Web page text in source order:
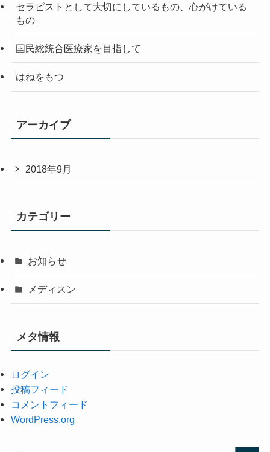
セラピストとして大切にしているもの、心がけている
もの
国民総統合医療家を目指して
はねをもつ
アーカイブ
2018年9月
カテゴリー
お知らせ
メディスン
メタ情報
ログイン
投稿フィード
コメントフィード
WordPress.org